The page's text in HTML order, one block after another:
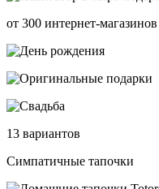
от 300 интернет-магазинов
13 вариантов
Симпатичные тапочки